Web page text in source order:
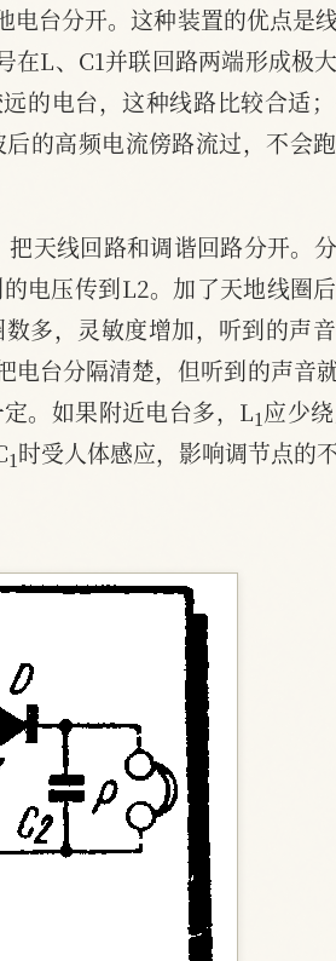
台分开。这种装置的优点是
L、C1并联回路两端形成极
的电台，这种线路比较合适
的高频电流傍路流过，不会
天线回路和调谐回路分开。
电压传到L2。加了天地线圈
数多，灵敏度增加，听到的声
电台分隔清楚，但听到的声音
。如果附近电台多，L
1
应少
1
时受人体感应，影响调节点的不